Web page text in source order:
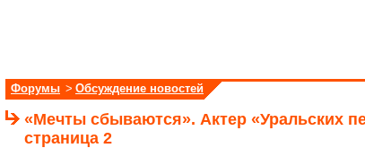
Форумы > Обсуждение новостей
«Мечты сбываются». Актер «Уральских
страница 2